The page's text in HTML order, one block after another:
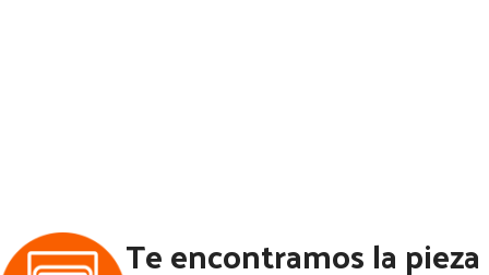
Te encontramos la pieza